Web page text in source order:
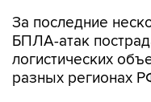
За последние
БПЛА-атак
логистических
разных регионах